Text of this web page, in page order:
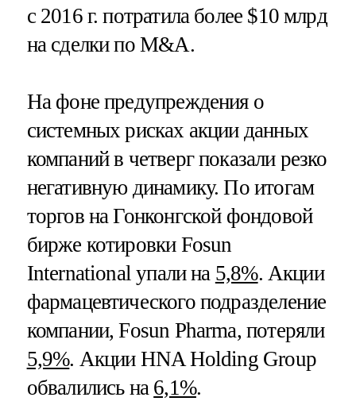
с 2016 г. потратила более $10 млрд
на сделки по M&A.
На фоне предупреждения о
системных рисках акции данных
компаний в четверг показали резко
негативную динамику. По итогам
торгов на Гонконгской фондовой
бирже котировки Fosun
International упали на 5,8%. Акции
фармацевтического подразделение
компании, Fosun Pharma, потеряли
5,9%. Акции HNA Holding Group
обвалились на 6,1%.